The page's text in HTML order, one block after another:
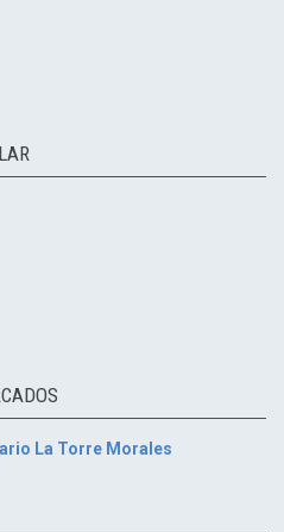
La Torre Morales